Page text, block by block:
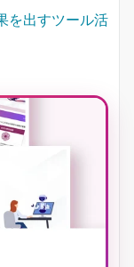
を出すツール活